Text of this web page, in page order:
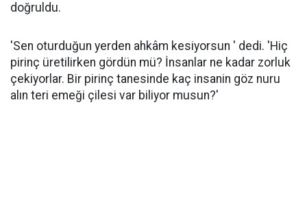
doğruldu.
'Sen oturduğun yerden ahkâm kesiyorsun ' dedi. 'Hiç
pirinç üretilirken gördün mü? İnsanlar ne kadar zorluk
çekiyorlar. Bir pirinç tanesinde kaç insanin göz nuru
alın teri emeği çilesi var biliyor musun?'